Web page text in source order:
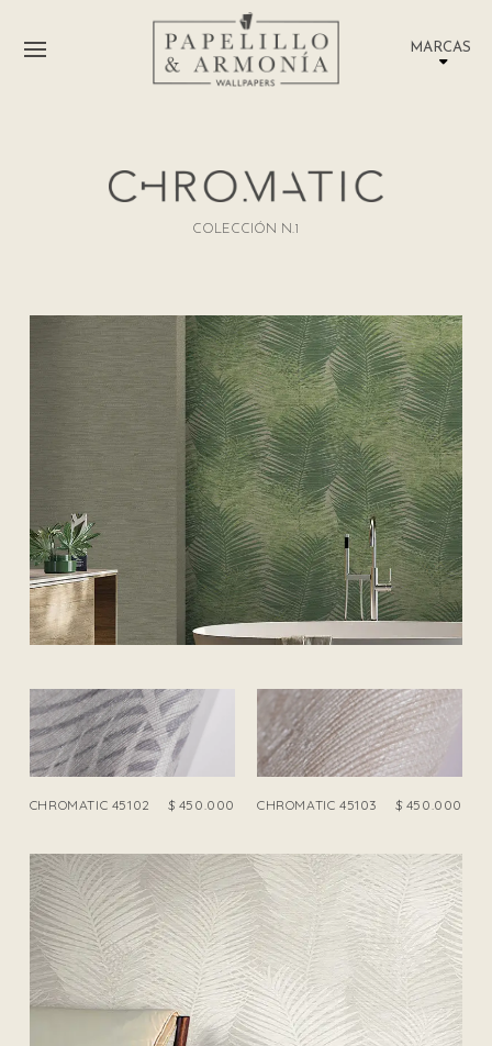
MARCAS
COLECCIÓN N.1
CHROMATIC 45102 $450.000 CHROMATIC 45103 $450.000